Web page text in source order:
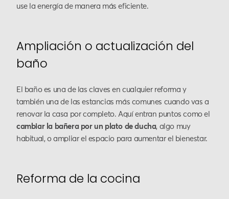
use la energía de manera más eficiente.
Ampliación o actualización del
baño
El baño es una de las claves en cualquier reforma y
también una de las estancias más comunes cuando vas a
renovar la casa por completo. Aquí entran puntos como el
cambiar la bañera por un plato de ducha, algo muy
habitual, o ampliar el espacio para aumentar el bienestar.
Reforma de la cocina